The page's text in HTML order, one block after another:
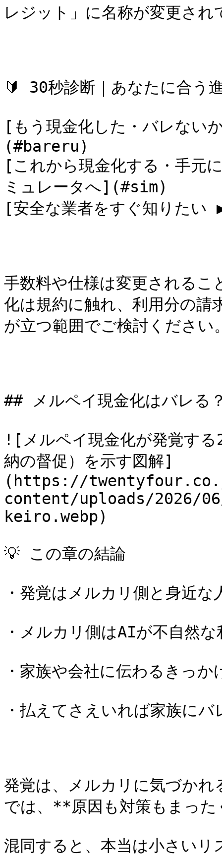
レジット」に名称が変更され
🔰 30秒診断｜あなたに合う
[もう現金化した・バレな
(#bareru)
[これから現金化する・手元
ミュレータへ](#sim)
[安全な業者をすぐ知りた
手数料や仕様は変更されるこ
化は規約に触れ、利用分の請
が立つ範囲でご検討ください
## メルペイ現金化はバレる
![メルペイ現金化が発覚す
納の督促）を示す図解]
(https://
content/uploads/2026/
keiro.webp)
💡 この章の結論
・発覚はメルカリ側と身近な
・メルカリ側はAIが不自然な
・家族や会社に伝わるきっか
・払えてさえいれば家族に
発覚は、メルカリに気づか
では、**原因も対策もまっ
混同すると、本当は小さい